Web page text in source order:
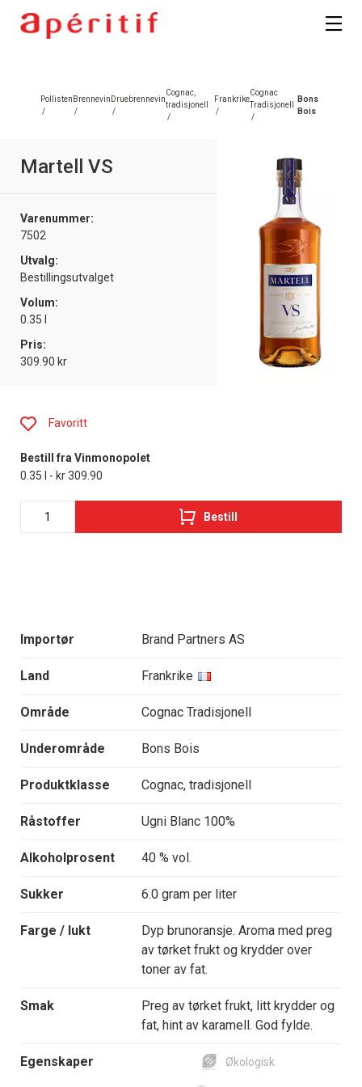
Pollisten
/
Brennevin
/
Druebrennevin
/
Cognac,
tradisjonell
/
Frankrike
/
Cognac
Tradisjonell
/
Bons
Bois
Martell VS
Varenummer:
7502
Utvalg:
Bestillingsutvalget
Volum:
0.35 l
Pris:
309.90 kr
Importør Brand Partners AS
Land Frankrike
Område Cognac Tradisjonell
Underområde Bons Bois
Produktklasse Cognac, tradisjonell
Råstoffer Ugni Blanc 100%
Alkoholprosent 40 % vol.
Sukker 6.0 gram per liter
Farge / lukt
Dyp brunoransje. Aroma med preg
av tørket frukt og krydder over
toner av fat.
Smak
Preg av tørket frukt, litt krydder og
fat, hint av karamell. God fylde.
Egenskaper Økologisk
Favoritt
Bestill fra Vinmonopolet
0.35 l - kr 309.90
Bestill